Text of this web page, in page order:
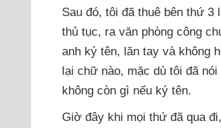
Sau đó, tôi đã thuê bên thứ 3
thủ tục, ra văn phòng công
anh ký tên, lăn tay và không
lại chữ nào, mặc dù tôi đã nói
không còn gì nếu ký tên.
Giờ đây khi mọi thứ đã qua